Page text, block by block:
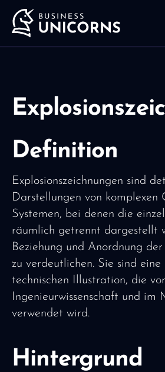
Definition
Explosionszeichnungen sind
Darstellungen von komplexen
Systemen, bei denen die
räumlich getrennt dargestellt
Beziehung und Anordnung
zu verdeutlichen. Sie sind eine
technischen Illustration, die
Ingenieurwissenschaft und im
verwendet wird.
Hintergrund